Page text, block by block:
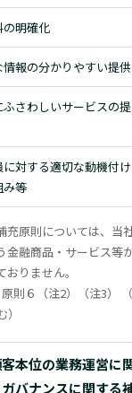
の明確化
情報の分かりやすい提供
ふさわしいサービスの提
に対する適切な動機付け
み等
充原則については、当
金融商品・サービス等
りません。
則６（注2）（注3）
本位の業務運営に関
ガバナンスに関する